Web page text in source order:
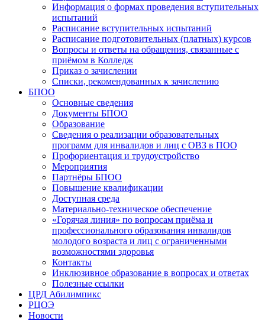
Информация о формах проведения вступительных
испытаний
Расписание вступительных испытаний
Расписание подготовительных (платных) курсов
Вопросы и ответы на обращения, связанные с
приёмом в Колледж
Приказ о зачислении
Списки, рекомендованных к зачислению
БПОО
Основные сведения
Документы БПОО
Образование
Сведения о реализации образовательных
программ для инвалидов и лиц с ОВЗ в ПОО
Профориентация и трудоустройство
Мероприятия
Партнёры БПОО
Повышение квалификации
Доступная среда
Материально-техническое обеспечение
«Горячая линия» по вопросам приёма и
профессионального образования инвалидов
молодого возраста и лиц с ограниченными
возможностями здоровья
Контакты
Инклюзивное образование в вопросах и ответах
Полезные ссылки
ЦРД Абилимпикс
РЦОЭ
Новости